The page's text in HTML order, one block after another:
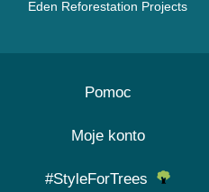
Eden Reforestation Projects
Pomoc
Moje konto
#StyleForTrees